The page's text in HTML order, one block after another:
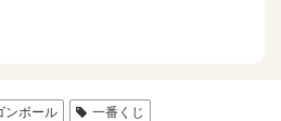
ンボール 一番くじ